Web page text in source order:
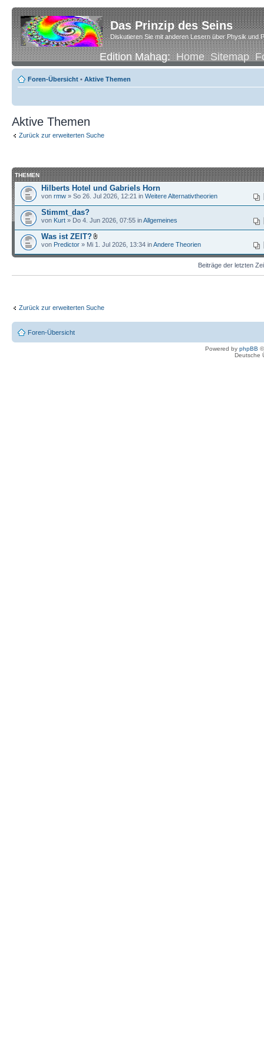
Das Prinzip des Seins
Diskutieren Sie mit anderen Lesern über Physik und
Edition Mahag:Home Sitemap
Foren-Übersicht • Aktive Themen
Aktive Themen
Zurück zur erweiterten Suche
THEMEN
Hilberts Hotel und Gabriels Horn
von rmw » So 26. Jul 2026, 12:21 in Weitere Alternativtheorien
Stimmt_das?
von Kurt » Do 4. Jun 2026, 07:55 inAllgemeines
Was ist ZEIT?
von Predictor » Mi 1. Jul 2026, 13:34 inAndere Theorien
Beiträge der letzten
Zurück zur erweiterten Suche
Foren-Übersicht
Powered by phpBB
Deutsche